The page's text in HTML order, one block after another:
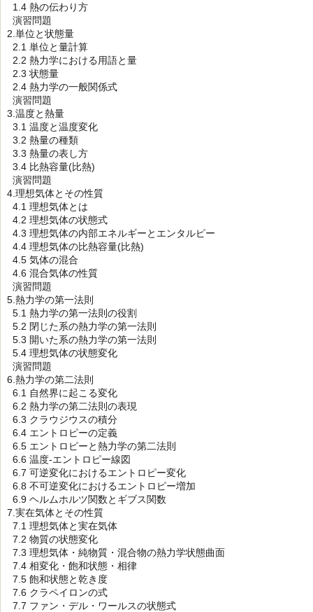
1.4 熱の伝わり方
演習問題
2.単位と状態量
2.1 単位と量計算
2.2 熱力学における用語と量
2.3 状態量
2.4 熱力学の一般関係式
演習問題
3.温度と熱量
3.1 温度と温度変化
3.2 熱量の種類
3.3 熱量の表し方
3.4 比熱容量(比熱)
演習問題
4.理想気体とその性質
4.1 理想気体とは
4.2 理想気体の状態式
4.3 理想気体の内部エネルギーとエンタルピー
4.4 理想気体の比熱容量(比熱)
4.5 気体の混合
4.6 混合気体の性質
演習問題
5.熱力学の第一法則
5.1 熱力学の第一法則の役割
5.2 閉じた系の熱力学の第一法則
5.3 開いた系の熱力学の第一法則
5.4 理想気体の状態変化
演習問題
6.熱力学の第二法則
6.1 自然界に起こる変化
6.2 熱力学の第二法則の表現
6.3 クラウジウスの積分
6.4 エントロピーの定義
6.5 エントロピーと熱力学の第二法則
6.6 温度-エントロピー線図
6.7 可逆変化におけるエントロピー変化
6.8 不可逆変化におけるエントロピー増加
6.9 ヘルムホルツ関数とギブス関数
7.実在気体とその性質
7.1 理想気体と実在気体
7.2 物質の状態変化
7.3 理想気体・純物質・混合物の熱力学状態曲面
7.4 相変化・飽和状態・相律
7.5 飽和状態と乾き度
7.6 クラペイロンの式
7.7 ファン・デル・ワールスの状態式